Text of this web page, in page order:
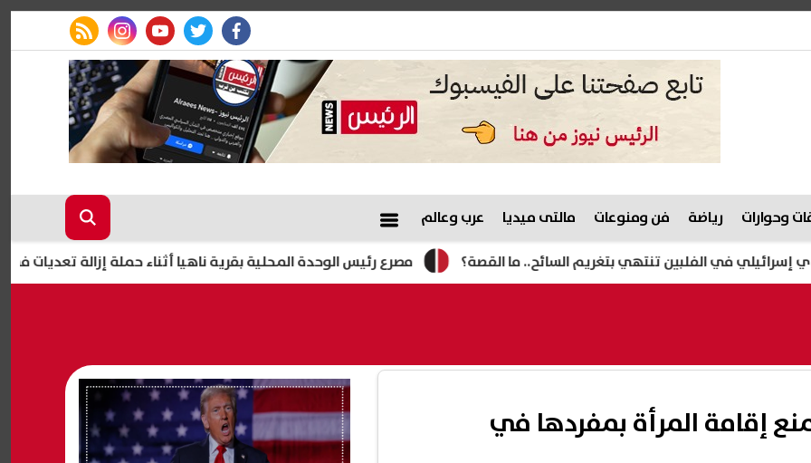
facebook
twitter
youtube
instagram
rss feed
وحوارات رياضة فن ومنوعات مالتى ميديا عرب وعالم
مصرع رئيس الوحدة المحلية بقرية ناهيا أثناء حملة إزالة تعديات في كرداسة تنتهي بتغريم السائح.. ما القصة؟
إقامة المرأة بمفردها في